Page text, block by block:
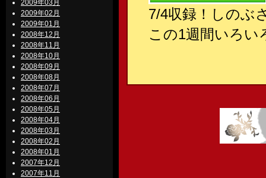
2009年03月
2009年02月
2009年01月
2008年12月
2008年11月
2008年10月
2008年09月
2008年08月
2008年07月
2008年06月
2008年05月
2008年04月
2008年03月
2008年02月
2008年01月
2007年12月
2007年11月
7/4収録！しのぶ
この1週間いろい